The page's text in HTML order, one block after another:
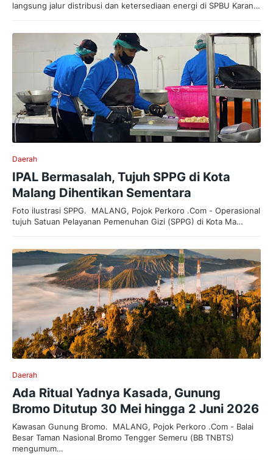
langsung jalur distribusi dan ketersediaan energi di SPBU Karan…
Daerah
IPAL Bermasalah, Tujuh SPPG di Kota
Malang Dihentikan Sementara
Foto ilustrasi SPPG. MALANG, Pojok Perkoro .Com - Operasional
tujuh Satuan Pelayanan Pemenuhan Gizi (SPPG) di Kota Ma…
Daerah
Ada Ritual Yadnya Kasada, Gunung
Bromo Ditutup 30 Mei hingga 2 Juni 2026
Kawasan Gunung Bromo. MALANG, Pojok Perkoro .Com - Balai
Besar Taman Nasional Bromo Tengger Semeru (BB TNBTS)
mengumum…